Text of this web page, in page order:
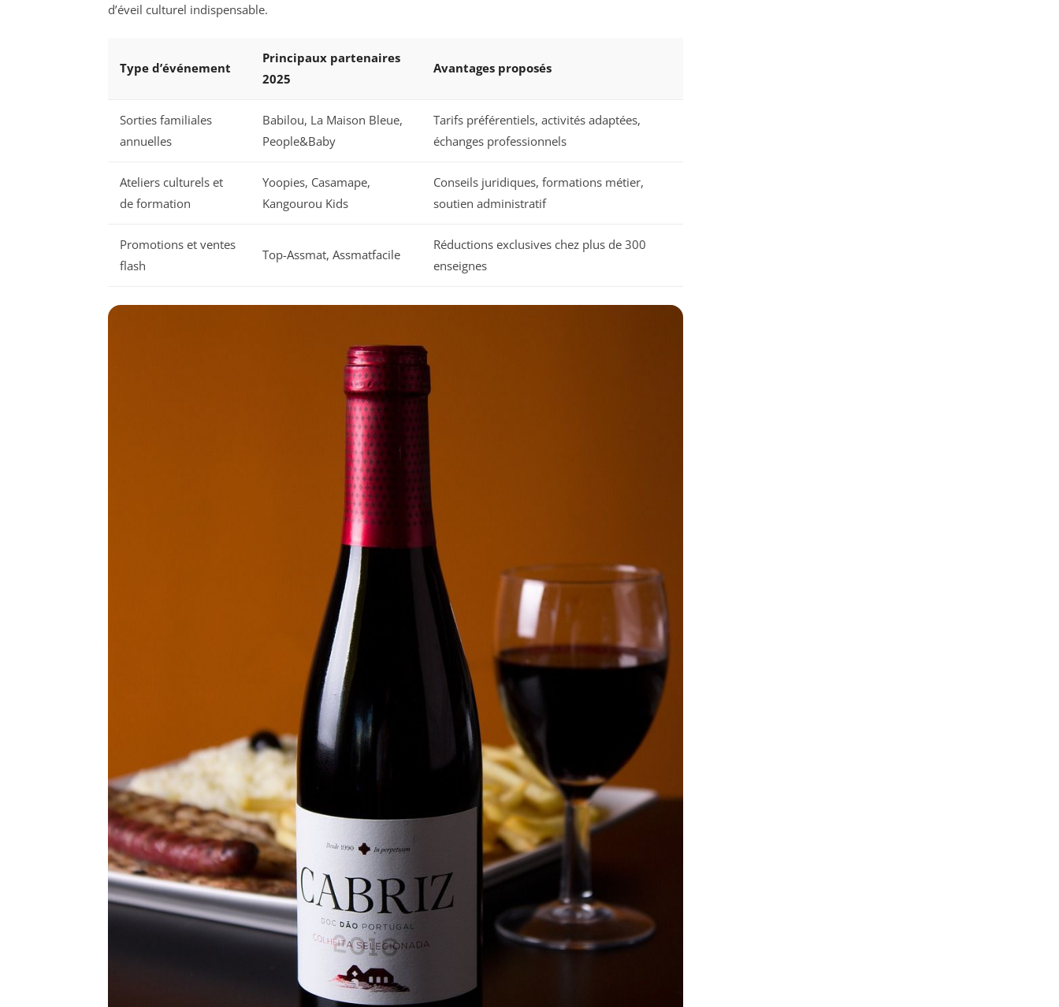
d’éveil culturel indispensable.
Type d’événement
Principaux partenaires
2025
Avantages proposés
Sorties familiales
annuelles
Babilou, La Maison Bleue,
People&Baby
Tarifs préférentiels, activités adaptées,
échanges professionnels
Ateliers culturels et
de formation
Yoopies, Casamape,
Kangourou Kids
Conseils juridiques, formations métier,
soutien administratif
Promotions et ventes
flash
Top-Assmat, Assmatfacile
Réductions exclusives chez plus de 300
enseignes